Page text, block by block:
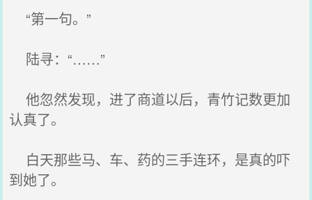
“第一句。”
陆寻：“……”
他忽然发现，进了商道以后，青竹记数更加
认真了。
白天那些马、车、药的三手连环，是真的吓
到她了。